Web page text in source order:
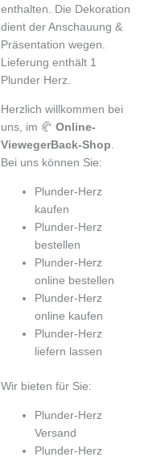
enthalten. Die Dekoration
dient der Anschauung &
Präsentation wegen.
Lieferung enthält 1
Plunder Herz.
Herzlich willkommen bei
uns, im 🥐 Online-
ViewegerBack-Shop
Bei uns können Sie:
Plunder-Herz
kaufen
Plunder-Herz
bestellen
Plunder-Herz
online bestellen
Plunder-Herz
online kaufen
Plunder-Herz
liefern lassen
Wir bieten für Sie:
Plunder-Herz
Versand
Plunder-Herz